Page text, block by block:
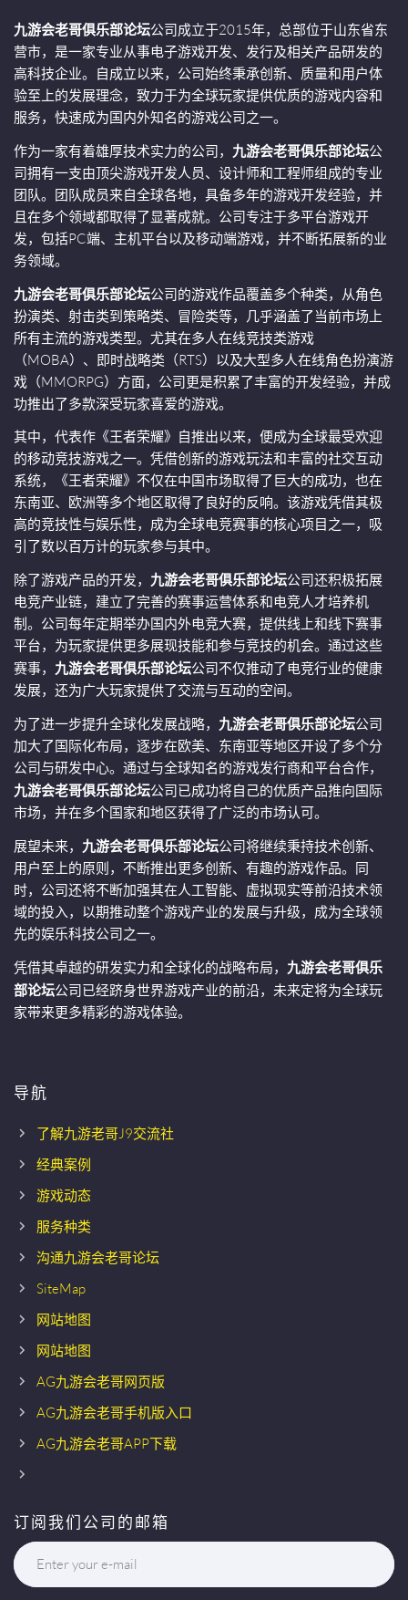
九游会老哥俱乐部论坛公司成立于2015年，总部位于山东省东
营市，是一家专业从事电子游戏开发、发行及相关产品研发的
高科技企业。自成立以来，公司始终秉承创新、质量和用户体
验至上的发展理念，致力于为全球玩家提供优质的游戏内容和
服务，快速成为国内外知名的游戏公司之一。
作为一家有着雄厚技术实力的公司， 九游会老哥俱乐部论坛公
司拥有一支由顶尖游戏开发人员、设计师和工程师组成的专业
团队。团队成员来自全球各地，具备多年的游戏开发经验，并
且在多个领域都取得了显著成就。公司专注于多平台游戏开
发，包括PC端、主机平台以及移动端游戏，并不断拓展新的业
务领域。
九游会老哥俱乐部论坛公司的游戏作品覆盖多个种类，从角色
扮演类、射击类到策略类、冒险类等，几乎涵盖了当前市场上
所有主流的游戏类型。尤其在多人在线竞技类游戏
（MOBA）、即时战略类（RTS）以及大型多人在线角色扮演游
戏（MMORPG）方面，公司更是积累了丰富的开发经验，并成
功推出了多款深受玩家喜爱的游戏。
其中，代表作《王者荣耀》自推出以来，便成为全球最受欢迎
的移动竞技游戏之一。凭借创新的游戏玩法和丰富的社交互动
系统，《王者荣耀》不仅在中国市场取得了巨大的成功，也在
东南亚、欧洲等多个地区取得了良好的反响。该游戏凭借其极
高的竞技性与娱乐性，成为全球电竞赛事的核心项目之一，吸
引了数以百万计的玩家参与其中。
除了游戏产品的开发， 九游会老哥俱乐部论坛公司还积极拓展
电竞产业链，建立了完善的赛事运营体系和电竞人才培养机
制。公司每年定期举办国内外电竞大赛，提供线上和线下赛事
平台，为玩家提供更多展现技能和参与竞技的机会。通过这些
赛事， 九游会老哥俱乐部论坛公司不仅推动了电竞行业的健康
发展，还为广大玩家提供了交流与互动的空间。
为了进一步提升全球化发展战略， 九游会老哥俱乐部论坛公司
加大了国际化布局，逐步在欧美、东南亚等地区开设了多个分
公司与研发中心。通过与全球知名的游戏发行商和平台合作，
九游会老哥俱乐部论坛公司已成功将自己的优质产品推向国际
市场，并在多个国家和地区获得了广泛的市场认可。
展望未来， 九游会老哥俱乐部论坛公司将继续秉持技术创新、
用户至上的原则，不断推出更多创新、有趣的游戏作品。同
时，公司还将不断加强其在人工智能、虚拟现实等前沿技术领
域的投入，以期推动整个游戏产业的发展与升级，成为全球领
先的娱乐科技公司之一。
凭借其卓越的研发实力和全球化的战略布局， 九游会老哥俱乐
部论坛公司已经跻身世界游戏产业的前沿，未来定将为全球玩
家带来更多精彩的游戏体验。
导航
了解九游老哥J9交流社
经典案例
游戏动态
服务种类
沟通九游会老哥论坛
SiteMap
网站地图
网站地图
AG九游会老哥网页版
AG九游会老哥手机版入口
AG九游会老哥APP下载
订阅我们公司的邮箱
Enter your e-mail